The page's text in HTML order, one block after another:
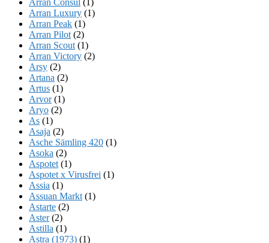
Arran Luxury (1)
Arran Peak (1)
Arran Pilot (2)
Arran Scout (1)
Arran Victory (2)
Arsy (2)
Artana (2)
Artus (1)
Arvor(1)
Aryo (2)
As (1)
Asaja (2)
Asche Sämling 420 (1)
Asoka (2)
Aspotet (1)
Aspotet x Virusfrei (1)
Assia (1)
Assuan Markt (1)
Astarte (2)
Aster(2)
Astilla (1)
Astra (1973) (1)